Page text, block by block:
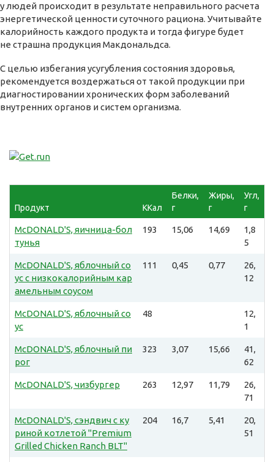
у людей происходит в результате неправильного расчета
энергетической ценности суточного рациона. Учитывайте
калорийность каждого продукта и тогда фигуре будет
не страшна продукция Макдональдса.
С целью избегания усугубления состояния здоровья,
рекомендуется воздержаться от такой продукции при
диагностировании хронических форм заболеваний
внутренних органов и систем организма.
Продукт ККал
Белки,
г
Жиры,
г
Угл,
г
McDONALD'S, яичница-бол
тунья
193 15,06 14,69
1,8
5
McDONALD'S, яблочный со
ус с низкокалорийным кар
амельным соусом
111 0,45 0,77
26,
12
McDONALD'S, яблочный со
ус
48
12,
1
McDONALD'S, яблочный пи
рог
323 3,07 15,66
41,
62
McDONALD'S, чизбургер 263 12,97 11,79
26,
71
McDONALD'S, сэндвич с ку
риной котлетой "Premium
Grilled Chicken Ranch BLT"
204 16,7 5,41
20,
51